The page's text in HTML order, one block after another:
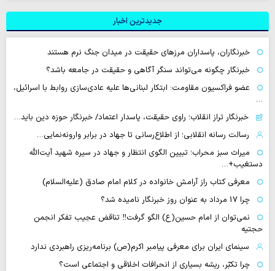
جدیدترین اخبار
خبرنگاران، پاسداران مرزهای حقیقت در میدان جنگ نرم هستند
خبرنگار چگونه می‌تواند سنگر آگاهی و حقیقت در جامعه باشد؟
عضو فراکسیون مقاومت: ابتکار لبنانی‌ها علیه عادی‌سازی روابط با اسرائیل،
…
خبرنگار تراز انقلاب؛ راوی حقیقت، پاسدار اعتماد/ خبرنگار حوزه دین باید…
رسالت رسانه انقلابی؛ از اطلاع‌رسانی تا جهاد در برابر وارونه‌نمایی…
میراث سبز محراب؛ تبیین الگوی انتظار و جهاد در سیره شهید آیت‌الله
دستغیب+…
معرفی کتاب راز آرامش خانواده در کلام امام صادق (علیه‌السلام)
چرا 17 مرداد به عنوان روز خبرنگار نامیده شد؟
نمی‌توان از امام حسین(ع) الگو گرفت‼ تناقض عجیب تفکر انجمن
حجتیه
سینمای ایران برای معرفی پیامبر اکرم(ص) برنامه‌ریزی راهبردی ندارد
چرا تکبّر، ریشه بسیاری از انحرافات اخلاقی و اجتماعی است؟